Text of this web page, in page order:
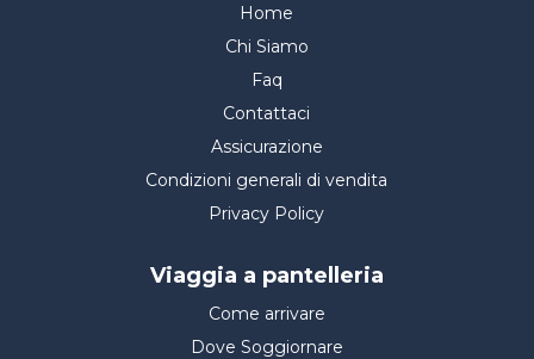
Home
Chi Siamo
Faq
Contattaci
Assicurazione
Condizioni generali di vendita
Privacy Policy
Viaggia a pantelleria
Come arrivare
Dove Soggiornare